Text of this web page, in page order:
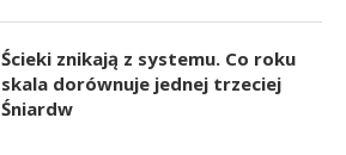
Ścieki znikają z systemu. Co roku
skala dorównuje jednej trzeciej
Śniardw